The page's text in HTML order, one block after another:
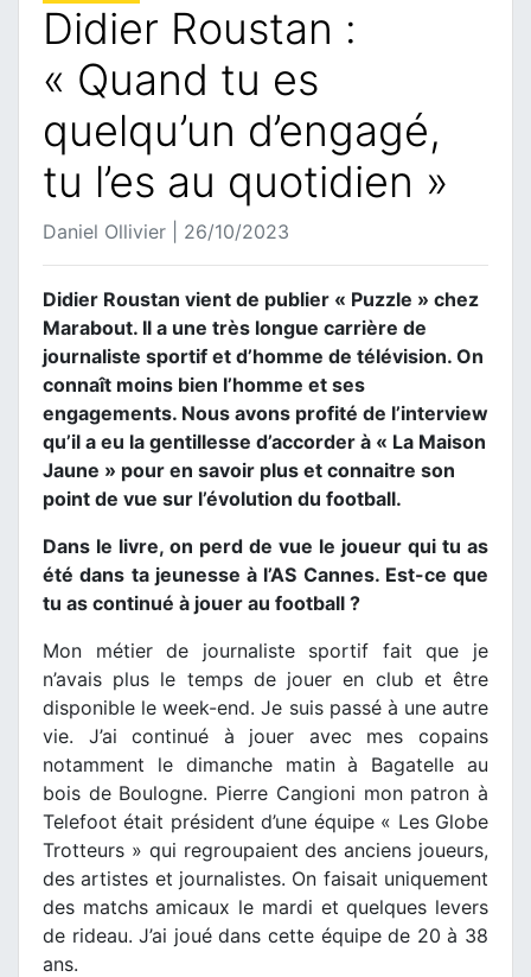
Didier Roustan :
« Quand tu es
quelqu’un d’engagé,
tu l’es au quotidien »
Daniel Ollivier | 26/10/2023
Didier Roustan vient de publier « Puzzle » chez
Marabout. Il a une très longue carrière de
journaliste sportif et d’homme de télévision. On
connaît moins bien l’homme et ses
engagements. Nous avons profité de l’interview
qu’il a eu la gentillesse d’accorder à « La Maison
Jaune » pour en savoir plus et connaitre son
point de vue sur l’évolution du football.
Dans le livre, on perd de vue le joueur qui tu as
été dans ta jeunesse à l’AS Cannes. Est-ce que
tu as continué à jouer au football ?
Mon métier de journaliste sportif fait que je
n’avais plus le temps de jouer en club et être
disponible le week-end. Je suis passé à une autre
vie. J’ai continué à jouer avec mes copains
notamment le dimanche matin à Bagatelle au
bois de Boulogne. Pierre Cangioni mon patron à
Telefoot était président d’une équipe « Les Globe
Trotteurs » qui regroupaient des anciens joueurs,
des artistes et journalistes. On faisait uniquement
des matchs amicaux le mardi et quelques levers
de rideau. J’ai joué dans cette équipe de 20 à 38
ans.